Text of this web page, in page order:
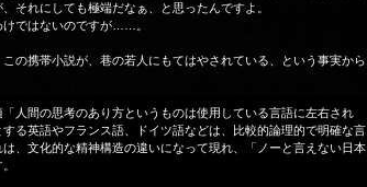
それにしても極端だなぁ、と思ったんですよ。
ではないのですが……。
の携帯小説が、巷の若人にもてはやされている、という事実から
人間の思考のあり方というものは使用している言語に左右され
る英語やフランス語、ドイツ語などは、比較的論理的で明確な言
、文化的な精神構造の違いになって現れ、「ノーと言えない日本